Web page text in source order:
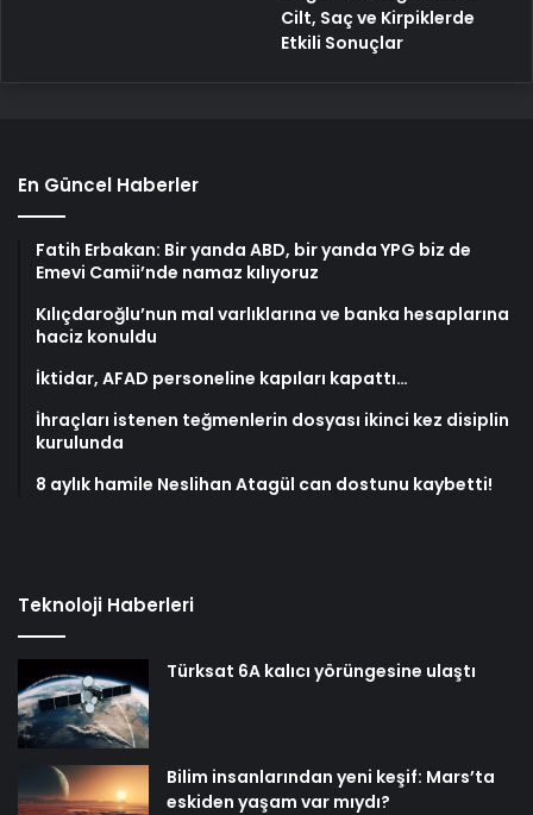
Cilt, Saç ve Kirpiklerde
Etkili Sonuçlar
En Güncel Haberler
Fatih Erbakan: Bir yanda ABD, bir yanda YPG biz de
Emevi Camii’nde namaz kılıyoruz
Kılıçdaroğlu’nun mal varlıklarına ve banka hesaplarına
haciz konuldu
İktidar, AFAD personeline kapıları kapattı…
İhraçları istenen teğmenlerin dosyası ikinci kez disiplin
kurulunda
8 aylık hamile Neslihan Atagül can dostunu kaybetti!
Teknoloji Haberleri
Türksat 6A kalıcı yörüngesine ulaştı
Bilim insanlarından yeni keşif: Mars’ta
eskiden yaşam var mıydı?